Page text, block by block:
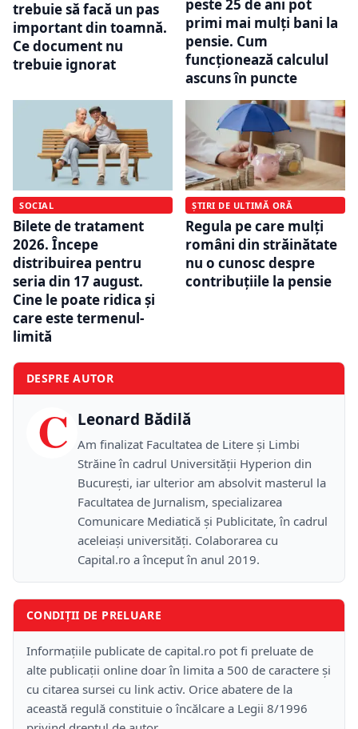
trebuie să facă un pas
important din toamnă.
Ce document nu
trebuie ignorat
peste 25 de ani pot
primi mai mulți bani la
pensie. Cum
funcționează calculul
ascuns în puncte
SOCIAL
Bilete de tratament
2026. Începe
distribuirea pentru
seria din 17 august.
Cine le poate ridica și
care este termenul-
limită
ȘTIRI DE ULTIMĂ ORĂ
Regula pe care mulți
români din străinătate
nu o cunosc despre
contribuțiile la pensie
DESPRE AUTOR
C Leonard Bădilă
Am finalizat Facultatea de Litere și Limbi
Străine în cadrul Universității Hyperion din
București, iar ulterior am absolvit masterul la
Facultatea de Jurnalism, specializarea
Comunicare Mediatică și Publicitate, în cadrul
aceleiași universități. Colaborarea cu
Capital.ro a început în anul 2019.
CONDIȚII DE PRELUARE
Informațiile publicate de capital.ro pot fi preluate de
alte publicații online doar în limita a 500 de caractere și
cu citarea sursei cu link activ. Orice abatere de la
această regulă constituie o încălcare a Legii 8/1996